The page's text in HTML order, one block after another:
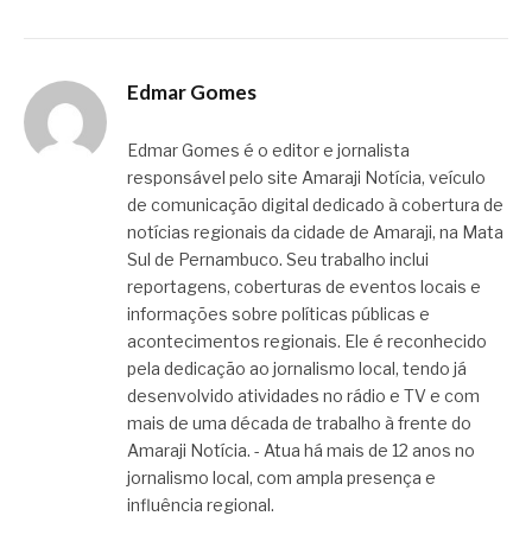
Edmar Gomes
Edmar Gomes é o editor e jornalista
responsável pelo site Amaraji Notícia, veículo
de comunicação digital dedicado à cobertura de
notícias regionais da cidade de Amaraji, na Mata
Sul de Pernambuco. Seu trabalho inclui
reportagens, coberturas de eventos locais e
informações sobre políticas públicas e
acontecimentos regionais. Ele é reconhecido
pela dedicação ao jornalismo local, tendo já
desenvolvido atividades no rádio e TV e com
mais de uma década de trabalho à frente do
Amaraji Notícia. - Atua há mais de 12 anos no
jornalismo local, com ampla presença e
influência regional.